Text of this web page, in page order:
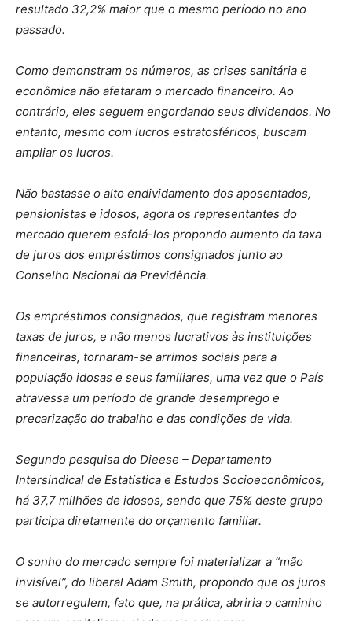
resultado 32,2% maior que o mesmo período no ano
passado.
Como demonstram os números, as crises sanitária e
econômica não afetaram o mercado financeiro. Ao
contrário, eles seguem engordando seus dividendos. No
entanto, mesmo com lucros estratosféricos, buscam
ampliar os lucros.
Não bastasse o alto endividamento dos aposentados,
pensionistas e idosos, agora os representantes do
mercado querem esfolá-los propondo aumento da taxa
de juros dos empréstimos consignados junto ao
Conselho Nacional da Previdência.
Os empréstimos consignados, que registram menores
taxas de juros, e não menos lucrativos às instituições
financeiras, tornaram-se arrimos sociais para a
população idosas e seus familiares, uma vez que o País
atravessa um período de grande desemprego e
precarização do trabalho e das condições de vida.
Segundo pesquisa do Dieese – Departamento
Intersindical de Estatística e Estudos Socioeconômicos,
há 37,7 milhões de idosos, sendo que 75% deste grupo
participa diretamente do orçamento familiar.
O sonho do mercado sempre foi materializar a “mão
invisível”, do liberal Adam Smith, propondo que os juros
se autorregulem, fato que, na prática, abriria o caminho